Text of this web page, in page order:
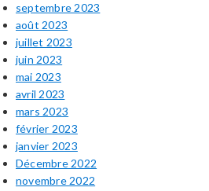
septembre 2023
août 2023
juillet 2023
juin 2023
mai 2023
avril 2023
mars 2023
février 2023
janvier 2023
Décembre 2022
novembre 2022